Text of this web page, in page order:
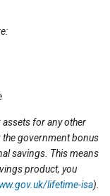
assets for any other
the government bonus
savings. This means
product, you
lifetime-isa).